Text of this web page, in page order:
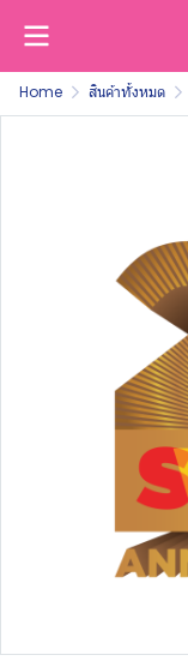
Home สินค้าทั้งหมด